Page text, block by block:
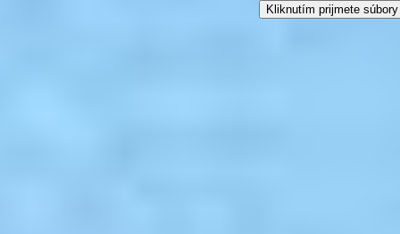
Kliknutím prijmete